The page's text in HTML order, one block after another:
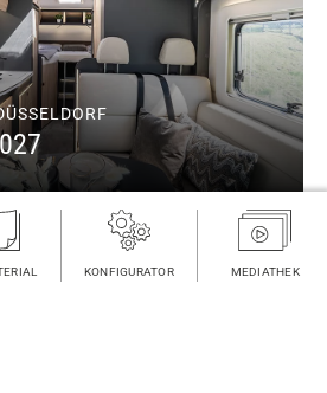
KONFIGURATOR MEDIATHEK